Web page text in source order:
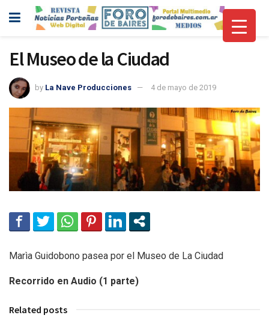
El Museo de la Ciudad
by La Nave Producciones 4 de mayo de 2019
Marìa Guidobono pasea por el Museo de La Ciudad
Recorrido en Audio (1 parte)
Related posts